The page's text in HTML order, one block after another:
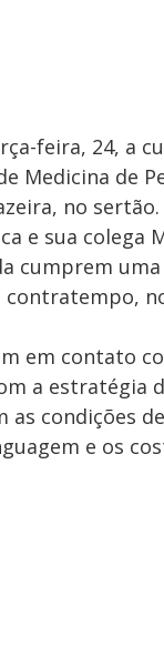
feira, 24, a
Medicina de
no
e sua colega
cumprem
contratempo,
em contato
a estratégia
as condições
e os